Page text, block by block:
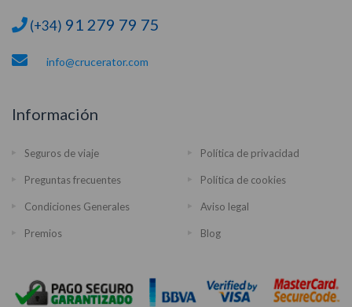
(+34) 91 279 79 75
info@crucerator.com
Información
Seguros de viaje Política de privacidad
Preguntas frecuentes Política de cookies
Condiciones Generales Aviso legal
Premios Blog